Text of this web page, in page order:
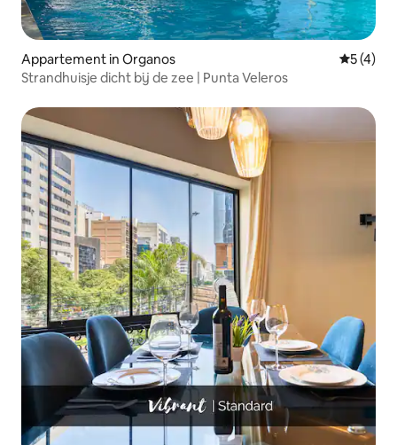
Appartement in Organos
5 (4)
Strandhuisje dicht bij de zee | Punta Veleros